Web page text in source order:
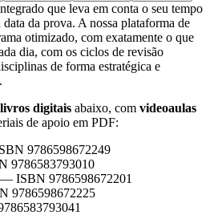
que leva em conta o seu tempo
da prova. A nossa plataforma de
otimizado, com exatamente o que
dia, com os ciclos de revisão
de forma estratégica e
livros digitais abaixo, com videoaulas
de apoio em PDF:
9786598672249
9786583793010
— ISBN 9786598672201
9786598672225